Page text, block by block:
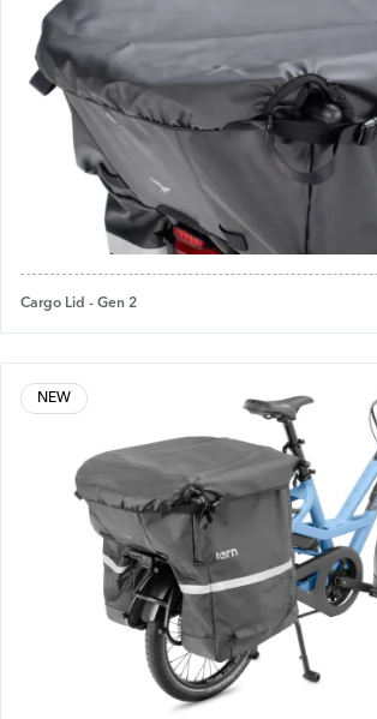
Cargo Lid - Gen 2
NEW